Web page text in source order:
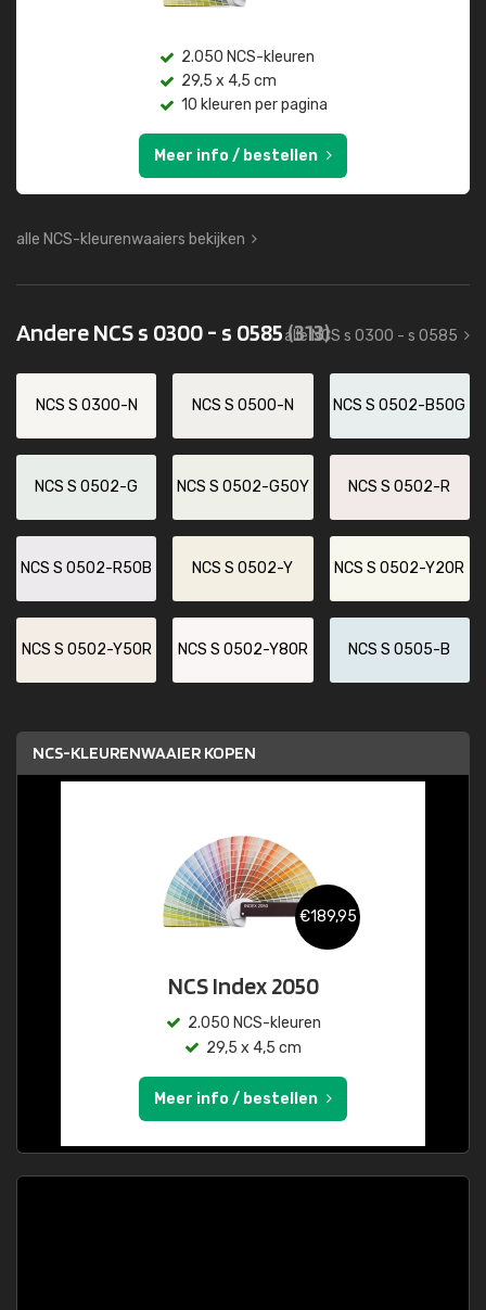
2.050 NCS-kleuren
29,5 x 4,5 cm
10 kleuren per pagina
Meer info / bestellen
alle NCS-kleurenwaaiers bekijken
Andere NCS s 0300 - s 0585(313)
alle NCS s 0300 - s 0585
NCS S 0300-N NCS S 0500-N NCS S 0502-B50G
NCS S 0502-G NCS S 0502-G50Y NCS S 0502-R
NCS S 0502-R50B NCS S 0502-Y NCS S 0502-Y20R
NCS S 0502-Y50R NCS S 0502-Y80R NCS S 0505-B
NCS-KLEURENWAAIER KOPEN
€189,95
NCS Index 2050
2.050 NCS-kleuren
29,5 x 4,5 cm
Meer info / bestellen